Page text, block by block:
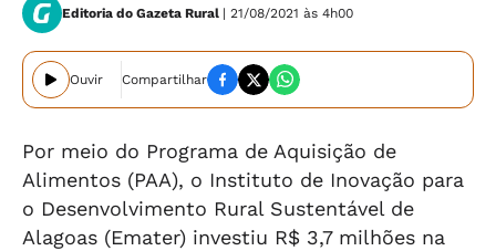
Editoria do Gazeta Rural | 21/08/2021 às 4h00
Ouvir Compartilhar
Por meio do Programa de Aquisição de
Alimentos (PAA), o Instituto de Inovação para
o Desenvolvimento Rural Sustentável de
Alagoas (Emater) investiu R$ 3,7 milhões na